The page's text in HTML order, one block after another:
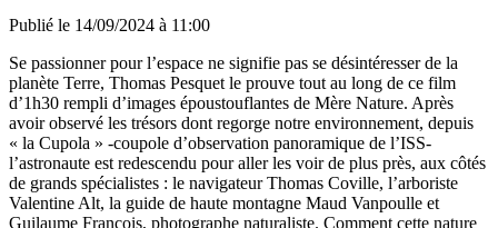
Publié le 14/09/2024 à 11:00
Se passionner pour l’espace ne signifie pas se désintéresser de la
planète Terre, Thomas Pesquet le prouve tout au long de ce film
d’1h30 rempli d’images époustouflantes de Mère Nature. Après
avoir observé les trésors dont regorge notre environnement, depuis
« la Cupola » -coupole d’observation panoramique de l’ISS-
l’astronaute est redescendu pour aller les voir de plus près, aux côtés
de grands spécialistes : le navigateur Thomas Coville, l’arboriste
Valentine Alt, la guide de haute montagne Maud Vanpoulle et
Guilaume François, photographe naturaliste. Comment cette nature